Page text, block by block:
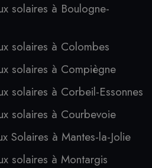
solaires à Boulogne-
solaires à Colombes
solaires à Compiègne
solaires à Corbeil-Essonnes
solaires à Courbevoie
Solaires à Mantes-la-Jolie
solaires à Montargis